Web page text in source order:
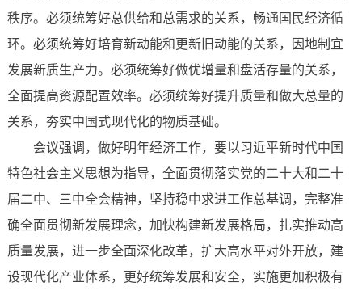
秩序。必须统筹好总供给和总需求的关系，畅通国民经济循
环。必须统筹好培育新动能和更新旧动能的关系，因地制宜
发展新质生产力。必须统筹好做优增量和盘活存量的关系，
全面提高资源配置效率。必须统筹好提升质量和做大总量的
关系，夯实中国式现代化的物质基础。
会议强调，做好明年经济工作，要以习近平新时代中国
特色社会主义思想为指导，全面贯彻落实党的二十大和二十
届二中、三中全会精神，坚持稳中求进工作总基调，完整准
确全面贯彻新发展理念，加快构建新发展格局，扎实推动高
质量发展，进一步全面深化改革，扩大高水平对外开放，建
设现代化产业体系，更好统筹发展和安全，实施更加积极有